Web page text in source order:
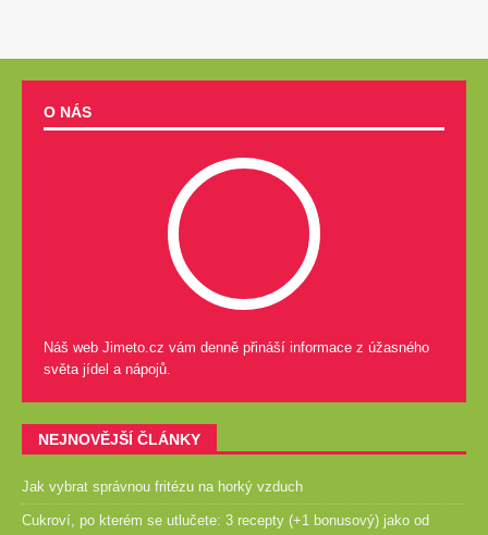
O NÁS
Náš web Jimeto.cz vám denně přináší informace z úžasného
světa jídel a nápojů.
NEJNOVĚJŠÍ ČLÁNKY
Jak vybrat správnou fritézu na horký vzduch
Cukroví, po kterém se utlučete: 3 recepty (+1 bonusový) jako od